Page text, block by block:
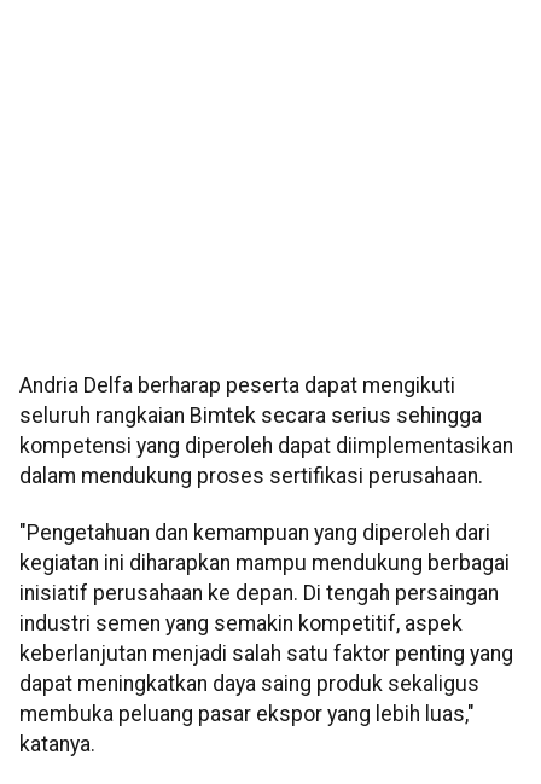
Andria Delfa berharap peserta dapat mengikuti
seluruh rangkaian Bimtek secara serius sehingga
kompetensi yang diperoleh dapat diimplementasikan
dalam mendukung proses sertifikasi perusahaan.
"Pengetahuan dan kemampuan yang diperoleh dari
kegiatan ini diharapkan mampu mendukung berbagai
inisiatif perusahaan ke depan. Di tengah persaingan
industri semen yang semakin kompetitif, aspek
keberlanjutan menjadi salah satu faktor penting yang
dapat meningkatkan daya saing produk sekaligus
membuka peluang pasar ekspor yang lebih luas,"
katanya.